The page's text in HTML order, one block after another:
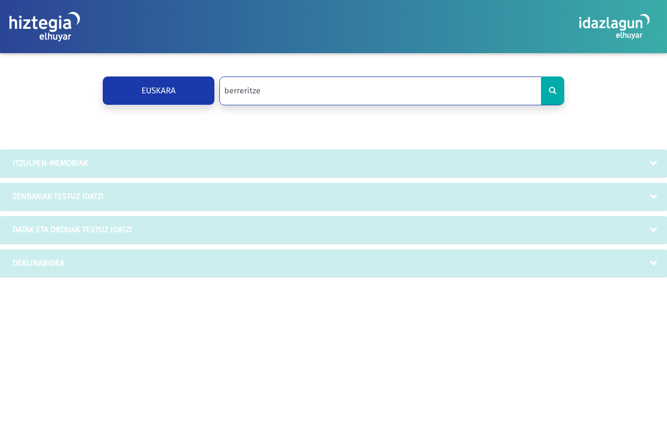
EUSKARA
ITZULPEN-MEMORIAK
ZENBAKIAK TESTUZ IDATZI
DATAK ETA ORDUAK TESTUZ IDATZI
DEKLINABIDEA